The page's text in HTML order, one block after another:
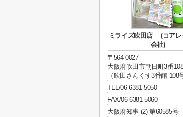
ミライズ吹田店 (コアレ
会社)
〒564-0027
大阪府吹田市朝日町3番
（吹田さんくす3番館 108
TEL/06-6381-5050
FAX/06-6381-5060
大阪府知事 (2) 第60585号